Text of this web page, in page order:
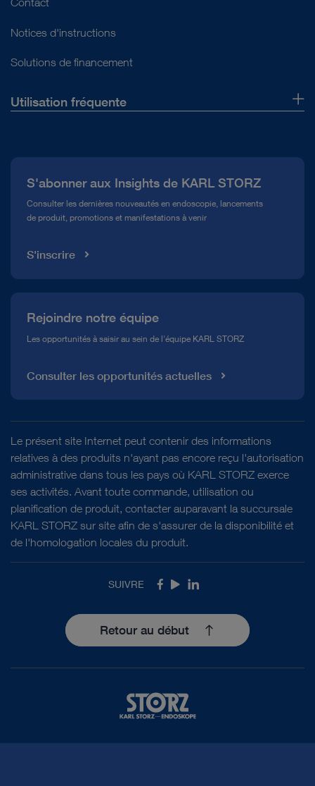
DOCUMENT
Endoscopic Lumbar Discectomy (PELD)
Notice d'instructions
Lire les documents
Notices d'instructions
Solutions de financement
Utilisation fréquente
Service télé-assistance Conformité
Médiathèque
S'abonner aux Insights de KARL STORZ
Consulter les dernières nouveautés en endoscopie, lancements
de produit, promotions et manifestations à venir
S'inscrire
Rejoindre notre équipe
Les opportunités à saisir au sein de l'équipe KARL STORZ
Consulter les opportunités actuelles
Le présent site Internet peut contenir des informations
relatives à des produits n'ayant pas encore reçu l'autorisation
administrative dans tous les pays où KARL STORZ exerce
ses activités. Avant toute commande, utilisation ou
planification de produit, contacter auparavant la succursale
KARL STORZ sur site afin de s'assurer de la disponibilité et
de l'homologation locales du produit.
SUIVRE Facebook
YoutubeLinkedIn
Retour au début